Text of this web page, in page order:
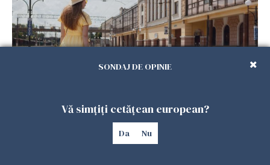
Haos pe calea ferată în Italia! Timp de
aproape patru zile, trenurile spre Roma și
SONDAJ DE OPINIE
Vă simțiți cetățean european?
Da Nu